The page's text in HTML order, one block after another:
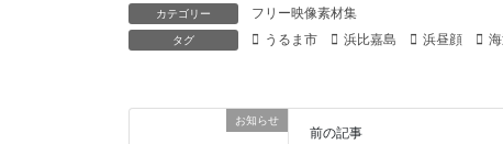
カテゴリー フリー映像素材集
タグ うるま市 浜比嘉島 浜昼顔
お知らせ
前の記事